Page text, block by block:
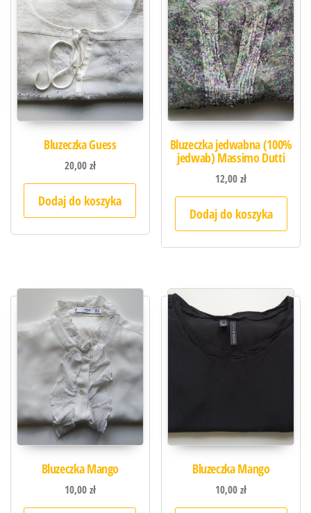
Bluzeczka Guess
20,00zł
Dodaj do koszyka
Bluzeczka jedwabna (100%
jedwab) Massimo Dutti
12,00zł
Dodaj do koszyka
Bluzeczka Mango
10,00zł
Bluzeczka Mango
10,00zł